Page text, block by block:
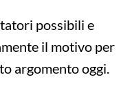
possibili e
il motivo per
argomento oggi.